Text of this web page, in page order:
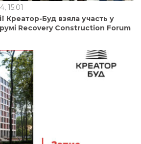
15:01
Креатор-Буд взяла участь у
Recovery Construction Forum